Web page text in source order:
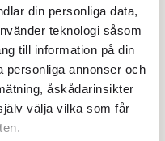
din personliga data,
teknologi såsom
till information på din
personliga annonser och
åskådarinsikter
välja vilka som får
Nolan: ”Homeros är
mysterium”
teman utforskas i
Nolans nya storfilm